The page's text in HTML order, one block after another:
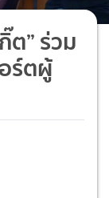
ต” ร่วม
ร์ตผู้